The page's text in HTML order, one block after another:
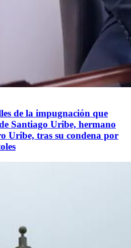
de la impugnación que
Santiago Uribe, hermano
Uribe, tras su condena por